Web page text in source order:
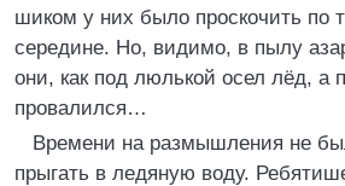
шиком у них было проскочить по
середине. Но, видимо, в пылу
они, как под люлькой осел лёд, а
провалился…
Времени на размышления не
прыгать в ледяную воду.